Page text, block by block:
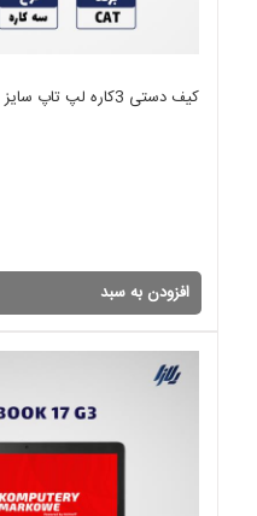
کیف دستی 3کاره لپ تاپ سایز 15.6 اینچ CAT
افزودن به سبد